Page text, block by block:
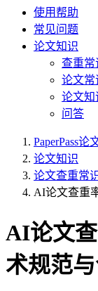
使用帮助
常见问题
论文知识
查重常
论文常
论文知
问答
PaperPass论
论文知识
论文查重常
AI论文查重
AI论文
术规范